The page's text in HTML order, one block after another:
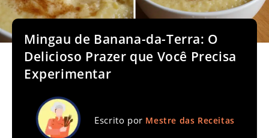
Mingau de Banana-da-Terra: O
Delicioso Prazer que Você Precisa
Experimentar
Escrito por Mestre das Receitas